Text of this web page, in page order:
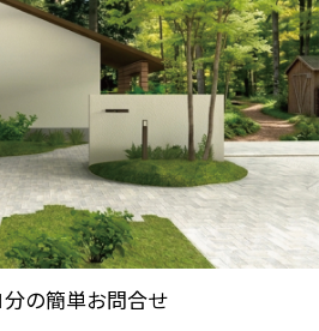
の簡単お問合せ